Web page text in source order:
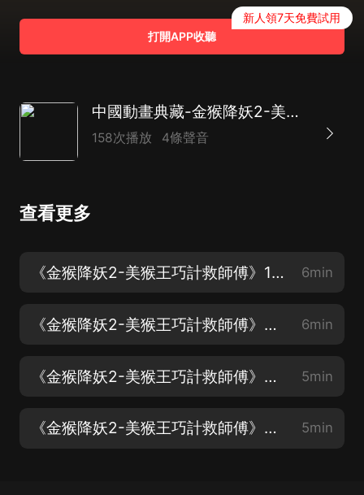
打開APP收聽
新人領7天免費試用
中國動畫典藏-金猴降妖2-美猴王巧計救師父
158次播放 4條聲音
查看更多
《金猴降妖2-美猴王巧計救師傅》1重回花果山 6min
《金猴降妖2-美猴王巧計救師傅》2唐僧入魔抓 6min
《金猴降妖2-美猴王巧計救師傅》3悟空救師傅 5min
《金猴降妖2-美猴王巧計救師傅》4師徒重歸於好 5min